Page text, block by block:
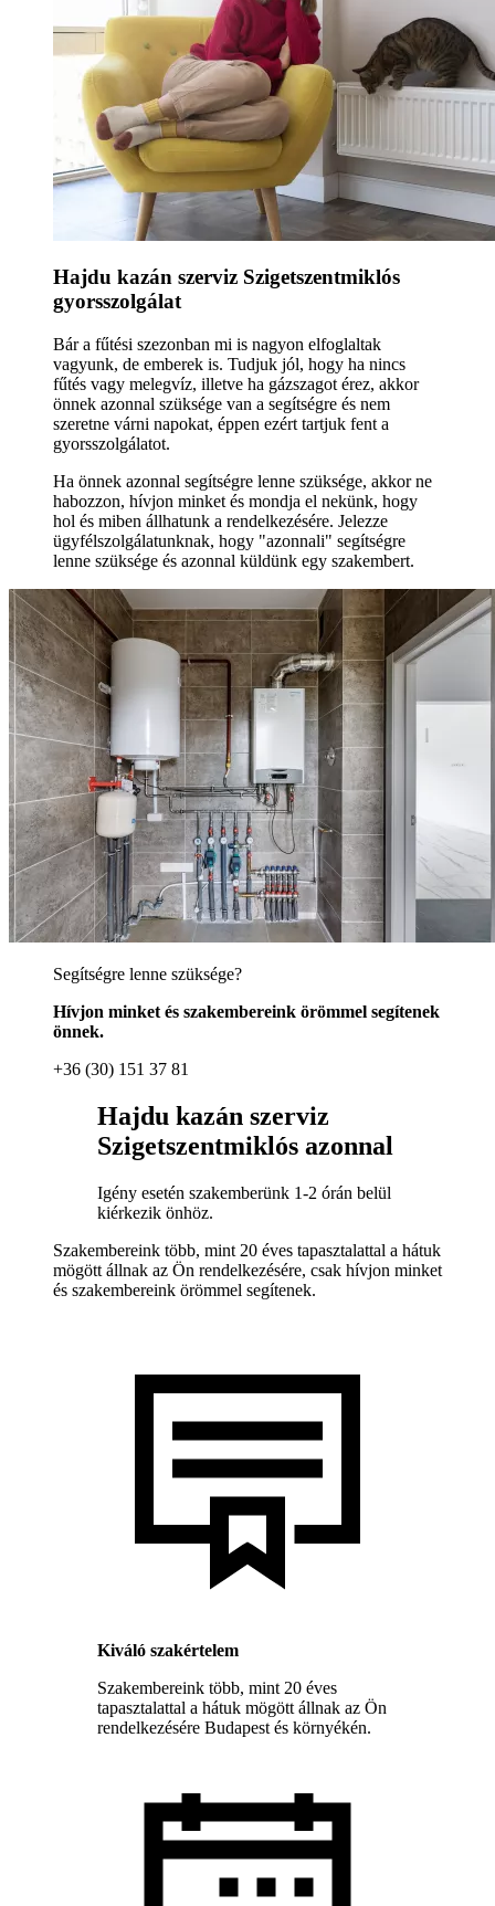
Hajdu kazán szerviz Szigetszentmiklós
gyorsszolgálat
Bár a fűtési szezonban mi is nagyon elfoglaltak
vagyunk, de emberek is. Tudjuk jól, hogy ha nincs
fűtés vagy melegvíz, illetve ha gázszagot érez, akkor
önnek azonnal szüksége van a segítségre és nem
szeretne várni napokat, éppen ezért tartjuk fent a
gyorsszolgálatot.
Ha önnek azonnal segítségre lenne szüksége, akkor ne
habozzon, hívjon minket és mondja el nekünk, hogy
hol és miben állhatunk a rendelkezésére. Jelezze
ügyfélszolgálatunknak, hogy "azonnali" segítségre
lenne szüksége és azonnal küldünk egy szakembert.
Segítségre lenne szüksége?
Hívjon minket és szakembereink örömmel segítenek
önnek.
+36 (30) 151 37 81
Hajdu kazán szerviz
Szigetszentmiklós azonnal
Igény esetén szakemberünk 1-2 órán belül
kiérkezik önhöz.
Szakembereink több, mint 20 éves tapasztalattal a hátuk
mögött állnak az Ön rendelkezésére, csak hívjon minket
és szakembereink örömmel segítenek.
Kiváló szakértelem
Szakembereink több, mint 20 éves
tapasztalattal a hátuk mögött állnak az Ön
rendelkezésére Budapest és környékén.